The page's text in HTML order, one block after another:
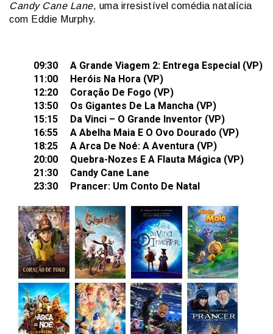
Candy Cane Lane, uma irresistível comédia natalícia
com Eddie Murphy.
09:30 A Grande Viagem 2: Entrega Especial (VP)
11:00 Heróis Na Hora (VP)
12:20 Coração De Fogo (VP)
13:50 Os Gigantes De La Mancha (VP)
15:15 Da Vinci – O Grande Inventor (VP)
16:55 A Abelha Maia E O Ovo Dourado (VP)
18:25 A Arca De Noé: A Aventura (VP)
20:00 Quebra-Nozes E A Flauta Mágica (VP)
21:30 Candy Cane Lane
23:30 Prancer: Um Conto De Natal